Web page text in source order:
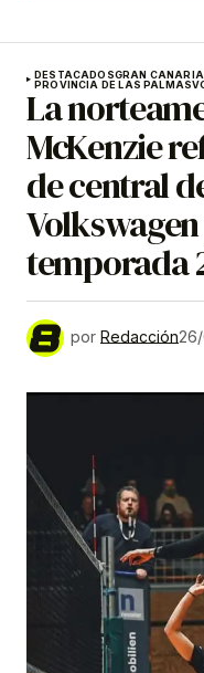
DESTACADOSGRAN CANARIA
PROVINCIA DE LAS PALMAS
La
McKenzie
de central
temporada
por Redacción